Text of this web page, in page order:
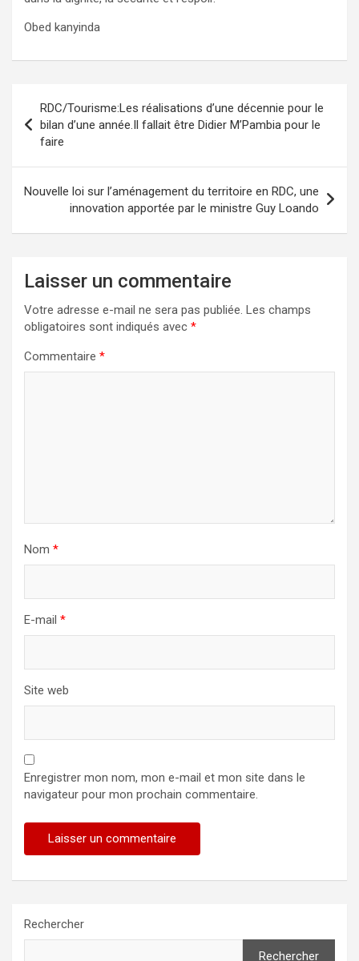
Obed kanyinda
de
l’article
RDC/Tourisme:Les réalisations d’une décennie pour le
bilan d’une année.Il fallait être Didier M’Pambia pour le
faire
Nouvelle loi sur l’aménagement du territoire en RDC, une
innovation apportée par le ministre Guy Loando
Laisser un commentaire
Votre adresse e-mail ne sera pas publiée. Les champs
obligatoires sont indiqués avec *
Commentaire *
Nom *
E-mail *
Site web
Enregistrer mon nom, mon e-mail et mon site dans le
navigateur pour mon prochain commentaire.
Rechercher
Rechercher